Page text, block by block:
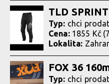
TLD
Typ: chci prodat
Cena: 1855 Kč
Lokalita:
FOX 36
Typ: chci prodat